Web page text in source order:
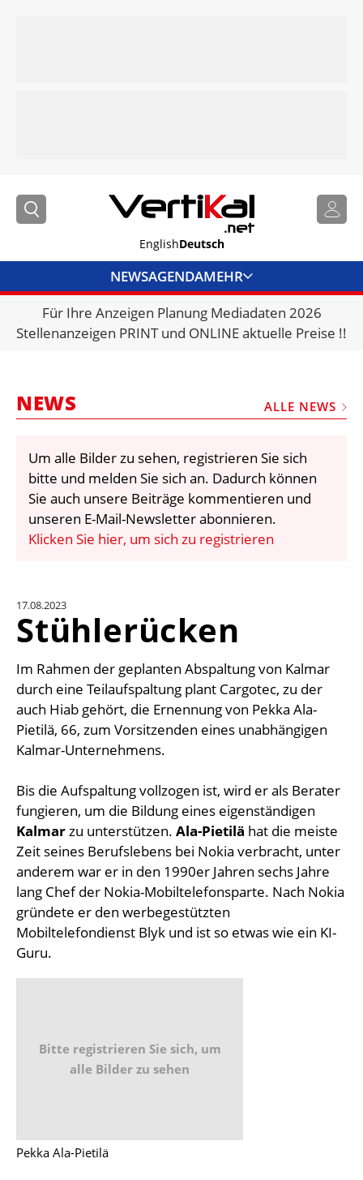
EnglishDeutsch
NEWSAGENDAMEHR
BRANCHENLINKS
VERMIETER
VIDEOS
BIBLIOTHEK
KRAN & BÜHNE
EINHEITENKONVERTER
KONTAKT
Für Ihre Anzeigen Planung Mediadaten 2026
Stellenanzeigen PRINT und ONLINE aktuelle Preise !!
NEWS ALLE NEWS
Um alle Bilder zu sehen, registrieren Sie sich
bitte und melden Sie sich an. Dadurch können
Sie auch unsere Beiträge kommentieren und
unseren E-Mail-Newsletter abonnieren.
Klicken Sie hier, um sich zu registrieren
17.08.2023
Stühlerücken
Im Rahmen der geplanten Abspaltung von Kalmar
durch eine Teilaufspaltung plant Cargotec, zu der
auch Hiab gehört, die Ernennung von Pekka Ala-
Pietilä, 66, zum Vorsitzenden eines unabhängigen
Kalmar-Unternehmens.
Bis die Aufspaltung vollzogen ist, wird er als Berater
fungieren, um die Bildung eines eigenständigen
Kalmar zu unterstützen. Ala-Pietilä hat die meiste
Zeit seines Berufslebens bei Nokia verbracht, unter
anderem war er in den 1990er Jahren sechs Jahre
lang Chef der Nokia-Mobiltelefonsparte. Nach Nokia
gründete er den werbegestützten
Mobiltelefondienst Blyk und ist so etwas wie ein KI-
Guru.
Bitte registrieren Sie sich, um
alle Bilder zu sehen
Pekka Ala-Pietilä